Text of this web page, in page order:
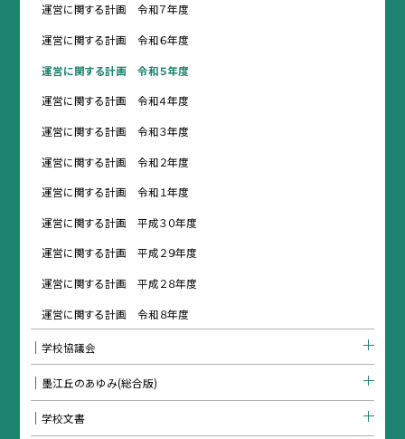
運営に関する計画 令和７年度
運営に関する計画 令和６年度
運営に関する計画 令和５年度
運営に関する計画 令和４年度
運営に関する計画 令和３年度
運営に関する計画 令和２年度
運営に関する計画 令和１年度
運営に関する計画 平成３０年度
運営に関する計画 平成２９年度
運営に関する計画 平成２８年度
運営に関する計画 令和８年度
学校協議会
墨江丘のあゆみ(総合版)
学校文書